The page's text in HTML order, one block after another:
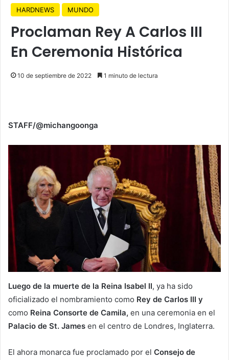
HARDNEWS MUNDO
Proclaman Rey A Carlos III
En Ceremonia Histórica
10 de septiembre de 2022 1 minuto de lectura
STAFF/@michangoonga
Luego de la muerte de la Reina Isabel II, ya ha sido
oficializado el nombramiento como Rey de Carlos III y
como Reina Consorte de Camila, en una ceremonia en el
Palacio de St. James en el centro de Londres, Inglaterra.
El ahora monarca fue proclamado por el Consejo de